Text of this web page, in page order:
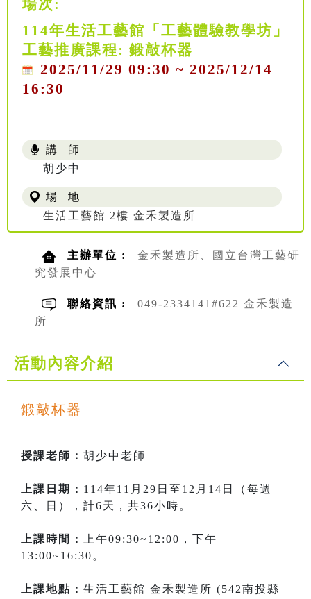
場次:
114年生活工藝館「工藝體驗教學坊」
工藝推廣課程: 鍛敲杯器
2025/11/29 09:30 ~ 2025/12/14
16:30
講 師
胡少中
場 地
生活工藝館 2樓 金禾製造所
主辦單位 :
金禾製造所、國立台灣工藝研
究發展中心
聯絡資訊 :
049-2334141#622 金禾製造
所
活動內容介紹
鍛敲杯器
授課老師： 胡少中老師
上課日期： 114年11月29日至12月14日（每週
六、日），計6天，共36小時。
上課時間：
上午09:30~12:00，下午
13:00~16:30。
上課地點： 生活工藝館 金禾製造所 (542南投縣